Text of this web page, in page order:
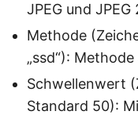
JPEG und JPEG
Methode
„ssd“):
Schwellenwert
Standard 50):